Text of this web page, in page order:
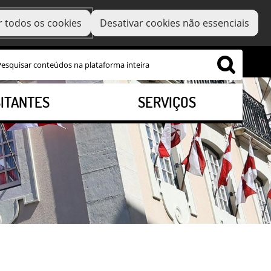
todos os cookies Desativar cookies não essenciais
SERVIÇOS